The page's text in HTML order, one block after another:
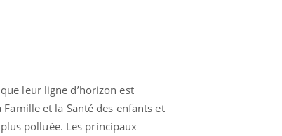
leur ligne d’horizon est
et la Santé des enfants et
polluée. Les principaux